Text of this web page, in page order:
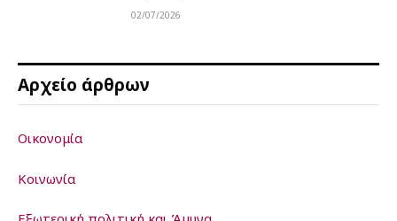
02/07/2026
Αρχείο άρθρων
Οικονομία
Κοινωνία